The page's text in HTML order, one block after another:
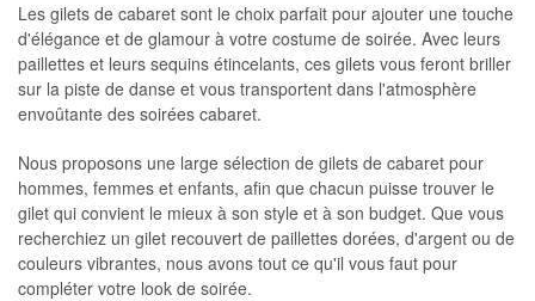
Les gilets de cabaret sont le choix parfait pour ajouter une touche
d'élégance et de glamour à votre costume de soirée. Avec leurs
paillettes et leurs sequins étincelants, ces gilets vous feront briller
sur la piste de danse et vous transportent dans l'atmosphère
envoûtante des soirées cabaret.
Nous proposons une large sélection de gilets de cabaret pour
hommes, femmes et enfants, afin que chacun puisse trouver le
gilet qui convient le mieux à son style et à son budget. Que vous
recherchiez un gilet recouvert de paillettes dorées, d'argent ou de
couleurs vibrantes, nous avons tout ce qu'il vous faut pour
compléter votre look de soirée.